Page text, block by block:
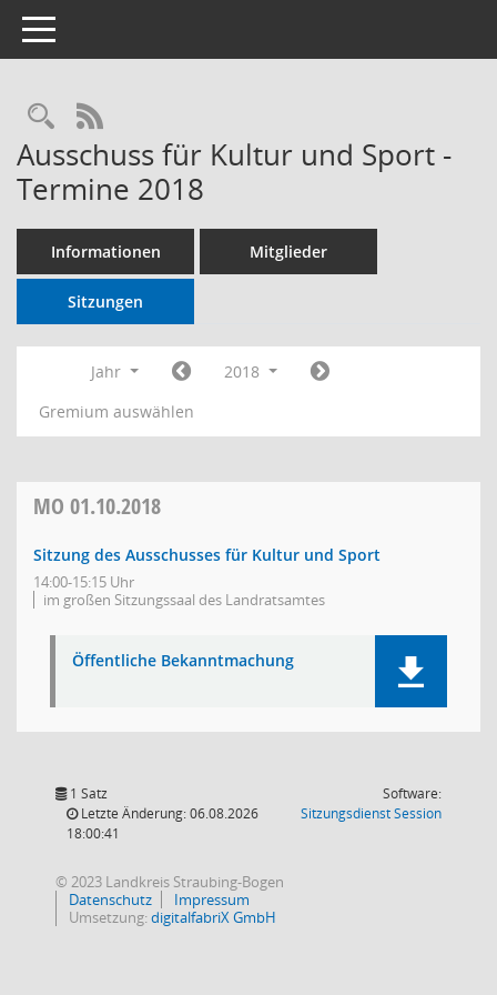
Toggle navigation
RSS-Feed
Ausschuss für Kultur und Sport -
Termine 2018
Informationen Mitglieder
Sitzungen
Jahr
2018
Gremium auswählen
MO 01.10.2018
Sitzung des Ausschusses für Kultur und Sport
14:00-15:15 Uhr
im großen Sitzungssaal des Landratsamtes
Öffentliche Bekanntmachung
1 Satz
Letzte Änderung: 06.08.2026
18:00:41
Software:
SitzungsdienstSession(Wird in
© 2023 Landkreis Straubing-Bogen
Datenschutz
Impressum
Umsetzung:digitalfabriX GmbH